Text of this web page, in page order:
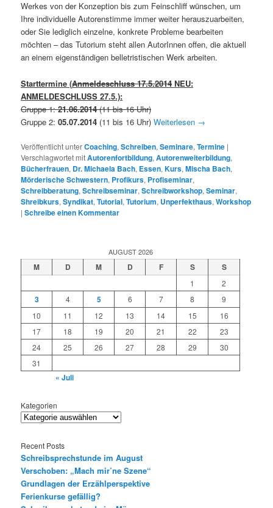
Werkes von der Konzeption bis zum Feinschliff wünschen, um
Ihre individuelle Autorenstimme immer weiter herauszuarbeiten,
oder Sie lediglich einzelne, konkrete Probleme bearbeiten
möchten – das Tutorium steht allen AutorInnen offen, die aktuell
an einem eigenständigen belletristischen Werk arbeiten.
Starttermine (Anmeldeschluss 17.5.2014 NEU:
ANMELDESCHLUSS 27.5.):
Gruppe 1:21.06.2014(11 bis 16 Uhr)
Gruppe 2:05.07.2014 (11 bis 16 Uhr)Weiterlesen →
Veröffentlicht unterCoaching,Schreiben,Seminare,Termine |
Verschlagwortet mitAutorenfortbildung,Autorenweiterbildung,
Bücherfrauen, Dr. Michaela Bach, Essen,Kurs,Mischa Bach,
Mörderische Schwestern, Profikurs, Profiseminar,
Schreibberatung,Schreibseminar,Schreibworkshop,Seminar,
Shreibkurs,Syndikat,Tutorial,Tutorium, Unperfekthaus,Workshop
|Schreibe einen Kommentar
AUGUST 2026
M D M D F S S
1 2
3 4 5 6 7 8
9
10
11 12 13 14 15
16
17
18 19 20 21 22
23
24
25 26 27 28 29
30
31
« Juli
Kategorien
Recent Posts
Schreibsprechstunde im August
Verschoben: „Mach mir’ne Szene“
Grundlagen der Erzählperspektive
Ferienkurse gefällig?